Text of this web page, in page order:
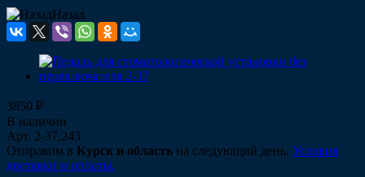
Назад
3850 ₽
В наличии
Арт. 2-37,243
Отправим в Курск и область на следующий день. Условия
доставки и оплаты.